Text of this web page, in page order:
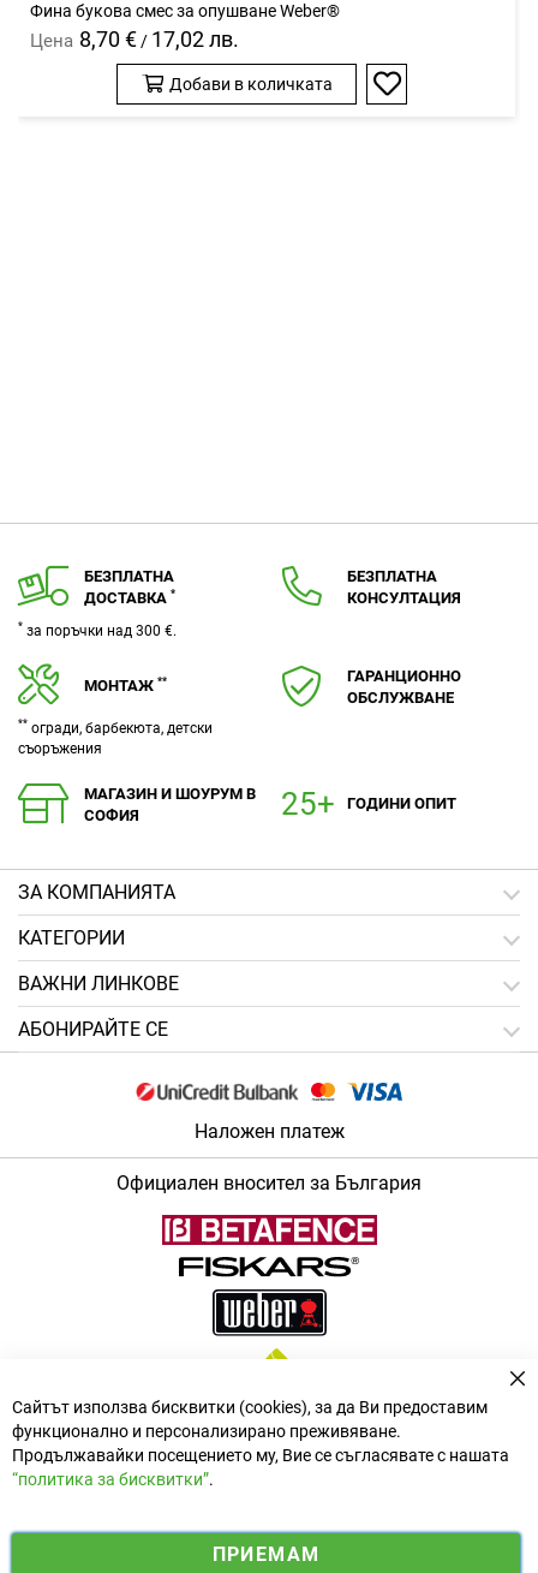
Фина букова смес за опушване Weber®
Цена 8,70 €/ 17,02 лв.
Добави в количката
Добави
БЕЗПЛАТНА
ДОСТАВКА *
* за поръчки над 300 €.
БЕЗПЛАТНА
КОНСУЛТАЦИЯ
МОНТАЖ **
** огради, барбекюта, детски
съоръжения
ГАРАНЦИОННО
ОБСЛУЖВАНЕ
МАГАЗИН И ШОУРУМ В
СОФИЯ
ГОДИНИ ОПИТ
ЗA КОМПАНИЯТА
КАТЕГОРИИ
ВАЖНИ ЛИНКОВЕ
АБОНИРАЙТЕ СЕ
Наложен платеж
Официален вносител за България
i
y
Сайтът използва бисквитки (cookies), за да Ви предоставим
функционално и персонализирано преживяване.
Продължавайки посещението му, Вие се съгласявате с нашата
“политика за бисквитки”.
ПРИЕМАМ